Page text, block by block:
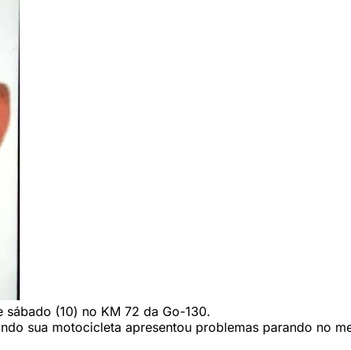
(10) no KM 72 da Go-130.
sua motocicleta apresentou problemas parando no